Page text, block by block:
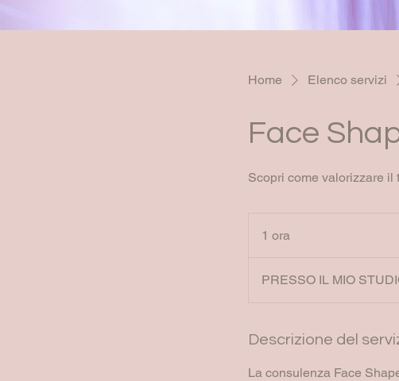
Home Elenco servizi
Face
Scopri come valorizzare il
1 ora
r
PRESSO IL MIO
Descrizione del
La consulenza Face